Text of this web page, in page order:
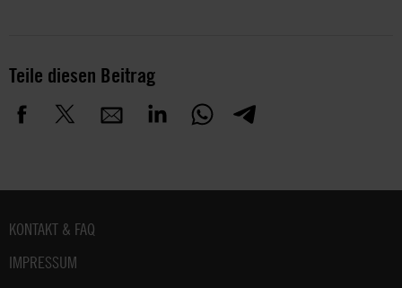
Teile diesen Beitrag
Fußbereich
KONTAKT & FAQ
IMPRESSUM